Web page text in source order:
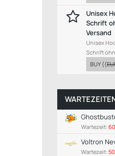
Unisex
Schrift
Versand
Unisex
Schrift
BUY ((
Wartezeit:
Voltron
Wartezeit: